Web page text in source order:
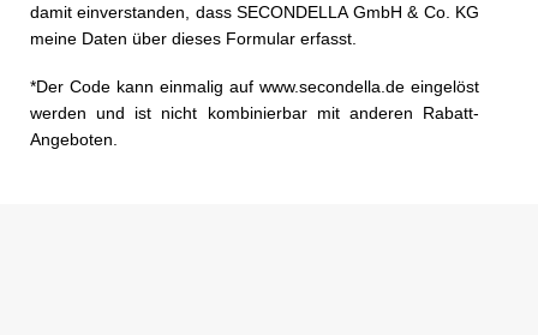
damit einverstanden, dass SECONDELLA GmbH & Co. KG
meine Daten über dieses Formular erfasst.
*Der Code kann einmalig auf www.secondella.de eingelöst
werden und ist nicht kombinierbar mit anderen Rabatt-
Angeboten.